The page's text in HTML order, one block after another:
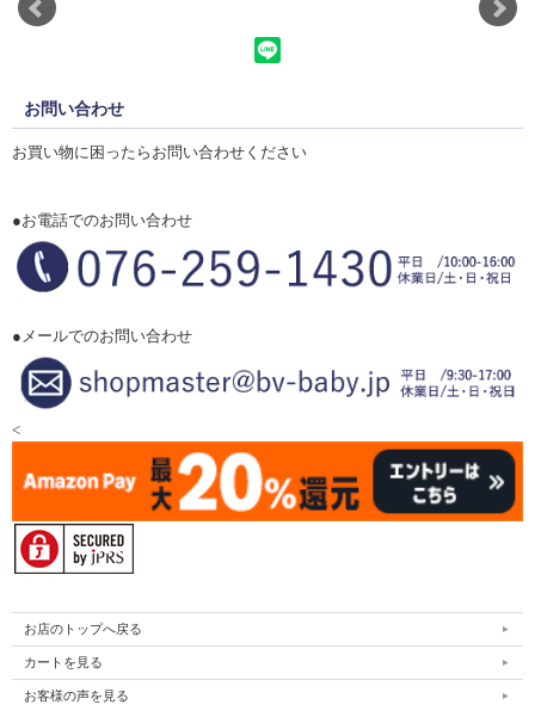
お問い合わせ
お買い物に困ったらお問い合わせください
●お電話でのお問い合わせ
●メールでのお問い合わせ
<
お店のトップへ戻る
カートを見る
お客様の声を見る